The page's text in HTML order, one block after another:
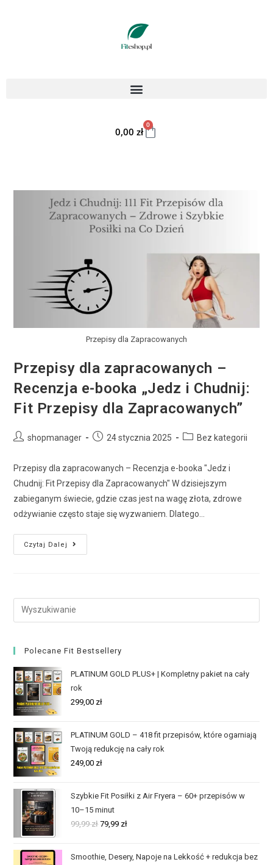
0,00 zł
0
Przepisy dla Zapracowanych
Przepisy dla zapracowanych –
Recenzja e-booka „Jedz i Chudnij:
Fit Przepisy dla Zapracowanych”
shopmanager 24 stycznia 2025 Bez kategorii
Przepisy dla zapracowanych – Recenzja e-booka "Jedz i
Chudnij: Fit Przepisy dla Zapracowanych" W dzisiejszym
zabieganym świecie, gdzie czas jest na wagę złota, zdrowe
odżywianie często staje się wyzwaniem. Dlatego…
Czytaj Dalej
Polecane Fit Bestsellery
PLATINUM GOLD PLUS+ | Kompletny pakiet na cały
rok
299,00 zł
PLATINUM GOLD – 418 fit przepisów, które ogarniają
Twoją redukcję na cały rok
249,00 zł
Szybkie Fit Posiłki z Air Fryera – 60+ przepisów w
10–15 minut
99,99zł 79,99 zł
Smoothie, Desery, Napoje na Lekkość + redukcja bez